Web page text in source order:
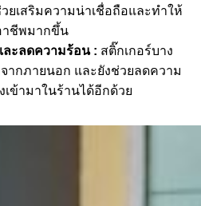
ยเสริมความน่าเชื่อถือและทำให้
าชีพมากขึ้น
ละลดความร้อน : สติ๊กเกอร์บาง
ากภายนอก และยังช่วยลดความ
ข้ามาในร้านได้อีกด้วย